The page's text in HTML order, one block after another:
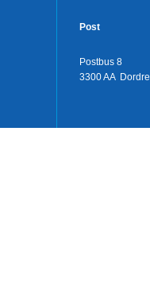
Post
Postbus 8
3300 AA